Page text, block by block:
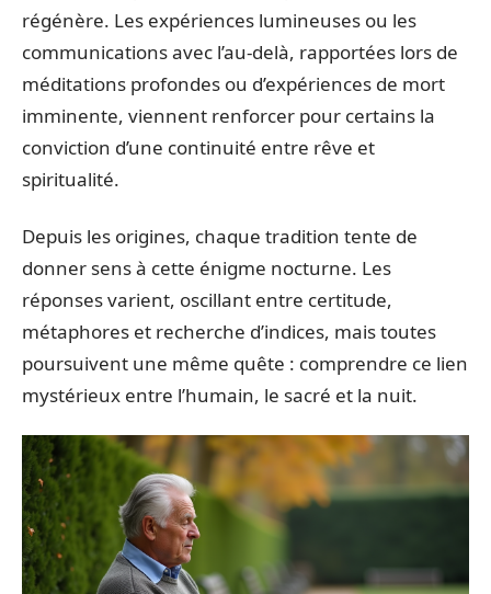
régénère. Les expériences lumineuses ou les
communications avec l’au-delà, rapportées lors de
méditations profondes ou d’expériences de mort
imminente, viennent renforcer pour certains la
conviction d’une continuité entre rêve et
spiritualité.
Depuis les origines, chaque tradition tente de
donner sens à cette énigme nocturne. Les
réponses varient, oscillant entre certitude,
métaphores et recherche d’indices, mais toutes
poursuivent une même quête : comprendre ce lien
mystérieux entre l’humain, le sacré et la nuit.